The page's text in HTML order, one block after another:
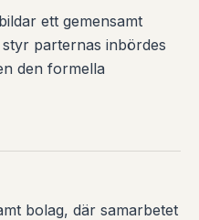
ett gemensamt
parternas inbördes
den formella
bolag, där samarbetet